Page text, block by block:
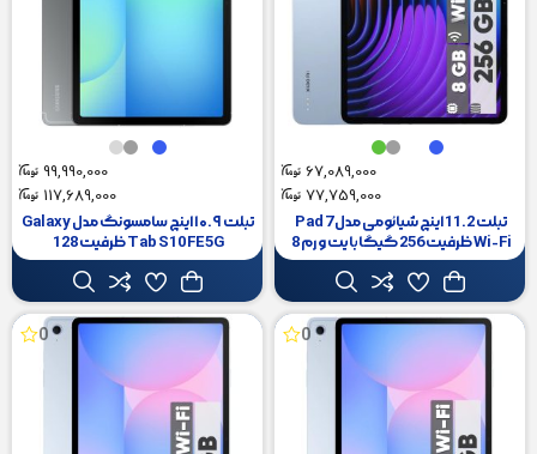
67,089,000
77,759,000
تبلت 11.2 اینچ شیائومی مدل Pad 7
Wi-Fi ظرفیت 256 گیگابایت و رم 8
گیگابایت
99,990,000
117,689,000
تبلت ۱۰.۹ اینچ سامسونگ مدل Galaxy
Tab S10 FE 5G ظرفیت 128
گیگابایت و رم 8 گیگابایت
0
0